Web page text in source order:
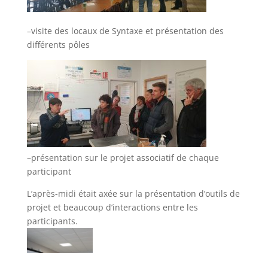
–visite des locaux de Syntaxe et présentation des
différents pôles
–présentation sur le projet associatif de chaque
participant
L’après-midi était axée sur la présentation d’outils de
projet et beaucoup d’interactions entre les
participants.